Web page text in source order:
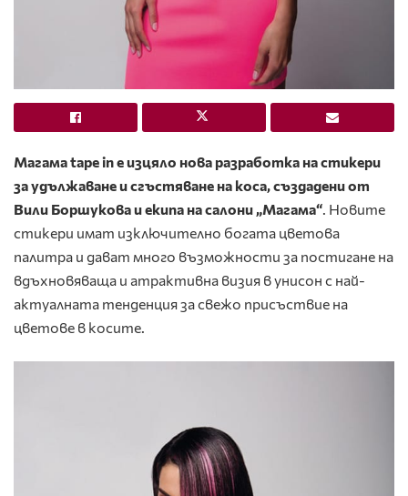
Магама tape in е изцяло нова разработка на стикери
за удължаване и сгъстяване на коса, създадени от
Вили Боршукова и екипа на салони „Магама“ . Новите
стикери имат изключително богата цветова
палитра и дават много възможности за постигане на
вдъхновяваща и атрактивна визия в унисон с най-
актуалната тенденция за свежо присъствие на
цветове в косите.